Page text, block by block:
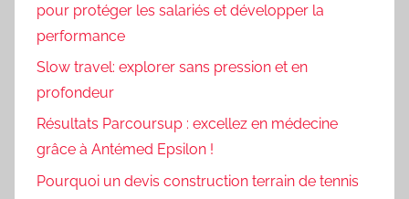
pour protéger les salariés et développer la
performance
Slow travel: explorer sans pression et en
profondeur
Résultats Parcoursup : excellez en médecine
grâce à Antémed Epsilon !
Pourquoi un devis construction terrain de tennis